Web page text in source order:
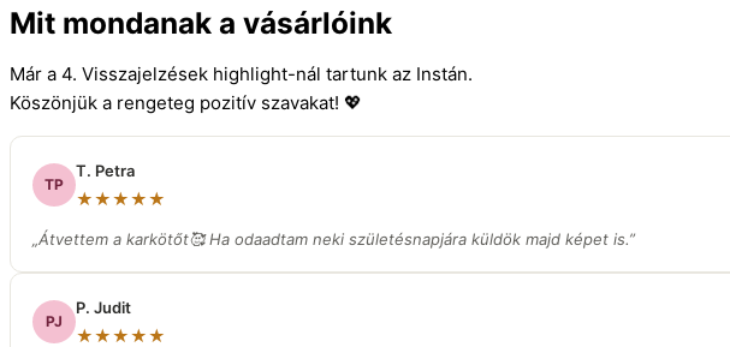
Mit mondanak a vásárlóink
Már a 4. Visszajelzések highlight-nál tartunk az Instán.
Köszönjük a rengeteg pozitív szavakat! 💖
TP
T. Petra
★★★★★
„Átvettem a karkötőt🥰 Ha odaadtam neki születésnapjára küldök majd képet is.”
PJ
P. Judit
★★★★★